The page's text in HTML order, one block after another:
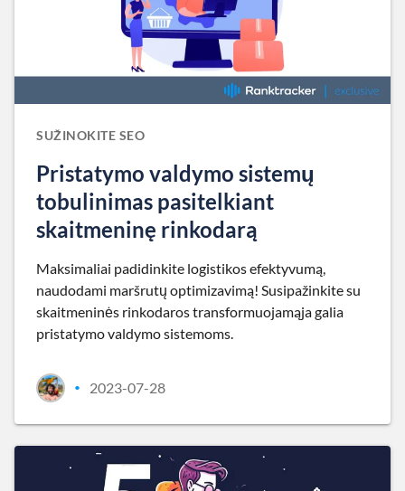
SUŽINOKITE SEO
Pristatymo valdymo sistemų
tobulinimas pasitelkiant
skaitmeninę rinkodarą
Maksimaliai padidinkite logistikos efektyvumą,
naudodami maršrutų optimizavimą! Susipažinkite su
skaitmeninės rinkodaros transformuojamąja galia
pristatymo valdymo sistemoms.
• 2023-07-28